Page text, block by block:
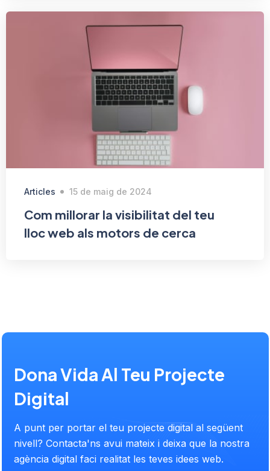
Articles 15 de maig de 2024
Com millorar la visibilitat del teu
lloc web als motors de cerca
Dona Vida Al Teu Projecte
Digital
A punt per portar el teu projecte digital al següent
nivell? Contacta'ns avui mateix i deixa que la nostra
agència digital faci realitat les teves idees web.